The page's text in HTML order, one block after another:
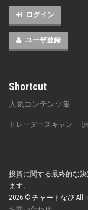
ログイン
ユーザ登録
Shortcut
人気コンテンツ集
トレーダースキャン
投資に関する最終的な
ます。
2026 © チャートなび